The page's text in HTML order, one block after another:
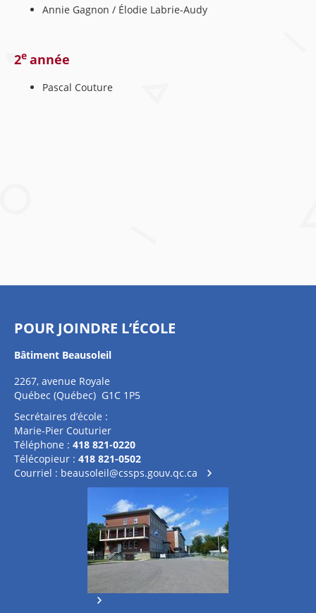
Annie Gagnon / Élodie Labrie-Audy
2e année
Pascal Couture
POUR JOINDRE L’ÉCOLE
Bâtiment Beausoleil
2267, avenue Royale
Québec (Québec) G1C 1P5
Secrétaires d’école :
Marie-Pier Couturier
Téléphone : 418 821-0220
Télécopieur : 418 821-0502
Courriel : beausoleil@cssps.gouv.qc.ca